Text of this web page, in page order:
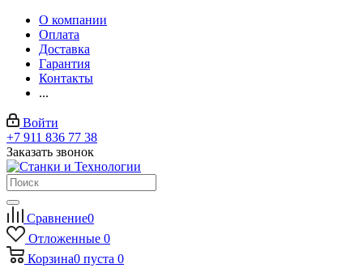
О компании
Оплата
Доставка
Гарантия
Контакты
...
Войти
+7 911 836 77 38
Заказать звонок
Сравнение0
Отложенные 0
Корзина0 пуста 0